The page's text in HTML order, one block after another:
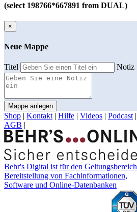
(select 198766*667891 from DUAL)
×
Neue Mappe
Titel Notiz
Mappe anlegen
Shop | Kontakt | Hilfe | Videos | Podcast |
AGB |
Behr's Digital ist für den Geltungsbereich
Bereitstellung von Fachinformationen,
Software und Online-Datenbanken